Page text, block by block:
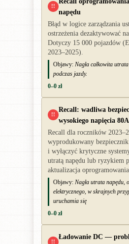
!!
napędu
Błąd w logice zarządzania
ostrzeżenia dezaktywować
Dotyczy 15 000 pojazdów
2023–2025).
Objawy: Nagła całkowita
podczas jazdy.
0–0 zł
!!
Recall: wadliwa
wysokiego napięcia 80A
Recall dla roczników
wyprodukowany
i wyłączyć krytyczne
utratą napędu lub ryzykiem
aktualizacja
Objawy: Nagła utrata napędu,
elektrycznego, w skrajnych
uruchamia się
0–0 zł
!!
Ładowanie DC —